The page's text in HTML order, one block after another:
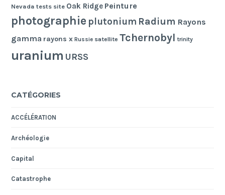
Nevada tests site Oak Ridge Peinture
photographie plutonium Radium Rayons
gamma rayons x Russie satellite Tchernobyl trinity
uranium URSS
CATÉGORIES
ACCÉLÉRATION
Archéologie
Capital
Catastrophe